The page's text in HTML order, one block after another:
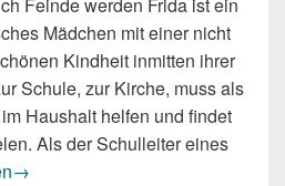
Mädchen mit einer nicht
Kindheit inmitten ihrer
Schule, zur Kirche, muss als
Haushalt helfen und findet
Als der Schulleiter eines
Tod zum Leben. Die Geschichte
→